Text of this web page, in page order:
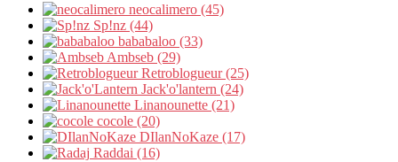
neocalimero (45)
Sp!nz (44)
bababaloo (33)
Ambseb (29)
Retroblogueur (25)
Jack'o'lantern (24)
Linanounette (21)
cocole (20)
DIlanNoKaze (17)
Raddai (16)